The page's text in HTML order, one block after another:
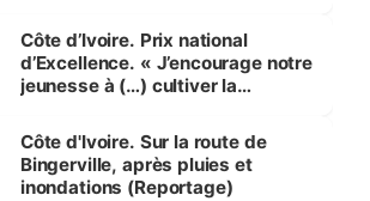
Côte d’Ivoire. Prix national
d’Excellence. « J’encourage notre
jeunesse à (…) cultiver la
(Alassane Ouattara
Côte d'Ivoire. Sur la route de
Bingerville, après pluies et
inondations (Reportage)